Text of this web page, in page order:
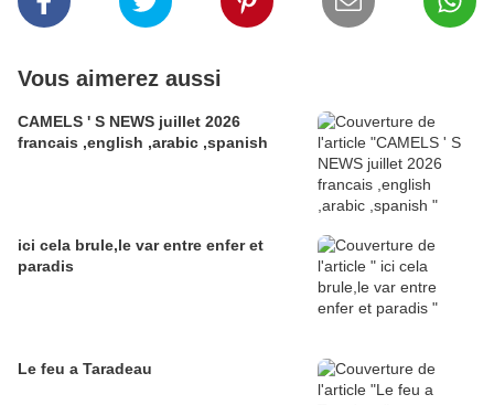
Vous aimerez aussi
CAMELS ' S NEWS juillet 2026
francais ,english ,arabic ,spanish
ici cela brule,le var entre enfer et
paradis
Le feu a Taradeau